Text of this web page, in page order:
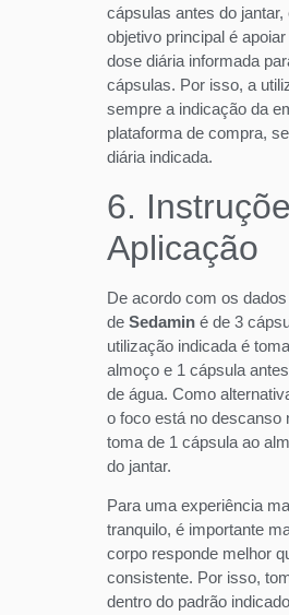
cápsulas antes do
objetivo principal é
dose diária informada
cápsulas. Por isso, a
sempre a indicação da
plataforma de compra,
diária indicada.
6.
Aplicação
De acordo com os
deSedamin é de 3
utilização indicada é
almoço e 1 cápsula
de água. Como
o foco está no descanso
toma de 1 cápsula ao
do jantar.
Para uma experiência
tranquilo, é importante
corpo responde melhor
consistente. Por isso,
dentro do padrão